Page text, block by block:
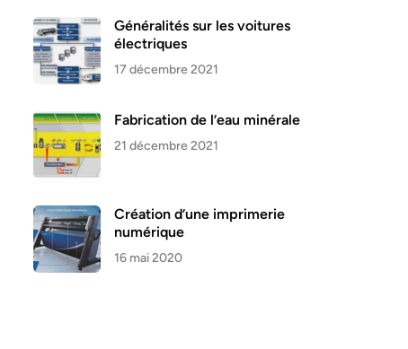
Généralités sur les voitures
électriques
17 décembre 2021
Fabrication de l’eau minérale
21 décembre 2021
Création d’une imprimerie
numérique
16 mai 2020